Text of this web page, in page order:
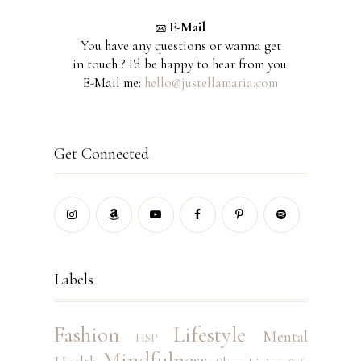
E-Mail
You have any questions or wanna get
in touch ? I'd be happy to hear from you.
E-Mail me: hello@justellamaria.com
Get Connected
Labels
Fashion HSP Lifestyle
Mental